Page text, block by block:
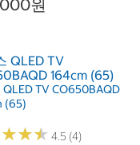
원
QLED TV
164cm (65)
QLED TV CO650BAQD
(65)
★★★
★★★ 4.5 (4)